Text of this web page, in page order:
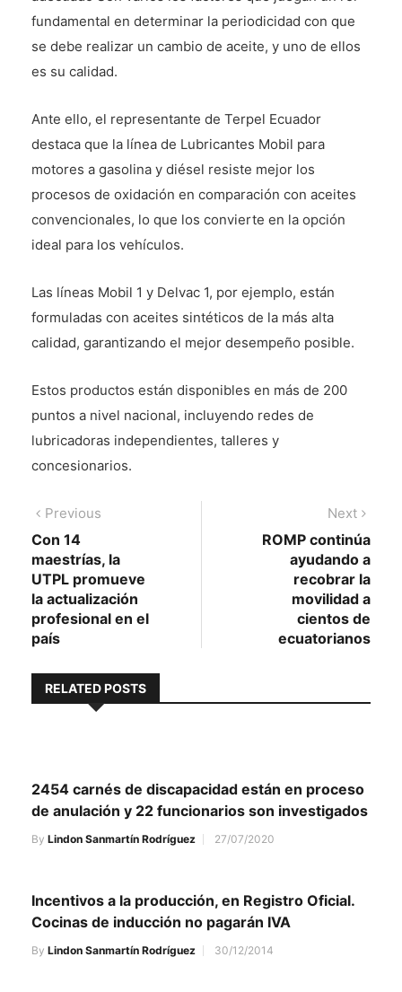
fundamental en determinar la periodicidad con que
se debe realizar un cambio de aceite, y uno de ellos
es su calidad.
Ante ello, el representante de Terpel Ecuador
destaca que la línea de Lubricantes Mobil para
motores a gasolina y diésel resiste mejor los
procesos de oxidación en comparación con aceites
convencionales, lo que los convierte en la opción
ideal para los vehículos.
Las líneas Mobil 1 y Delvac 1, por ejemplo, están
formuladas con aceites sintéticos de la más alta
calidad, garantizando el mejor desempeño posible.
Estos productos están disponibles en más de 200
puntos a nivel nacional, incluyendo redes de
lubricadoras independientes, talleres y
concesionarios.
Navegación
de
entradas
Previous
Con 14
maestrías, la
UTPL promueve
la actualización
profesional en el
país
Next
post:
ROMP continúa
ayudando a
recobrar la
movilidad a
cientos de
ecuatorianos
RELATED POSTS
2454 carnés de discapacidad están en proceso
de anulación y 22 funcionarios son investigados
By Lindon Sanmartín Rodríguez 27/07/2020
Incentivos a la producción, en Registro Oficial.
Cocinas de inducción no pagarán IVA
By Lindon Sanmartín Rodríguez 30/12/2014